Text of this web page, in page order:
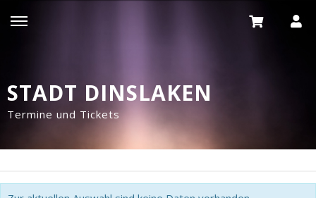
STADT DINSLAKEN
Termine und Tickets